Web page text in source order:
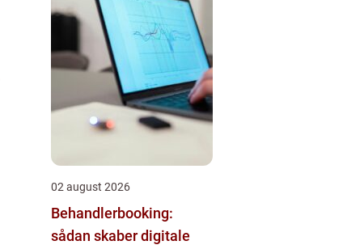
02 august 2026
Behandlerbooking:
sådan skaber digitale